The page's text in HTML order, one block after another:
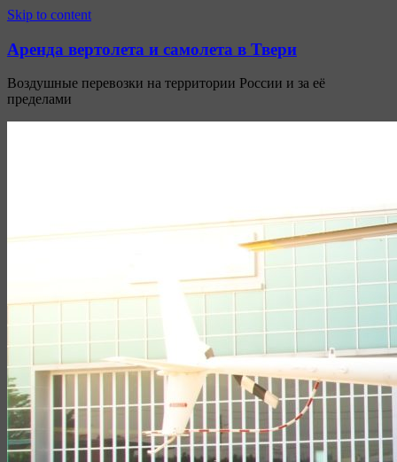
Skip to content
Аренда вертолета и самолета в Твери
Воздушные перевозки на территории России и за её
пределами